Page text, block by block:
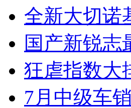
全新大切诺
国产新锐志
狂虐指数大
7月中级车